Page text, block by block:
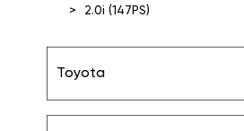
2.0i (147PS)
Toyota